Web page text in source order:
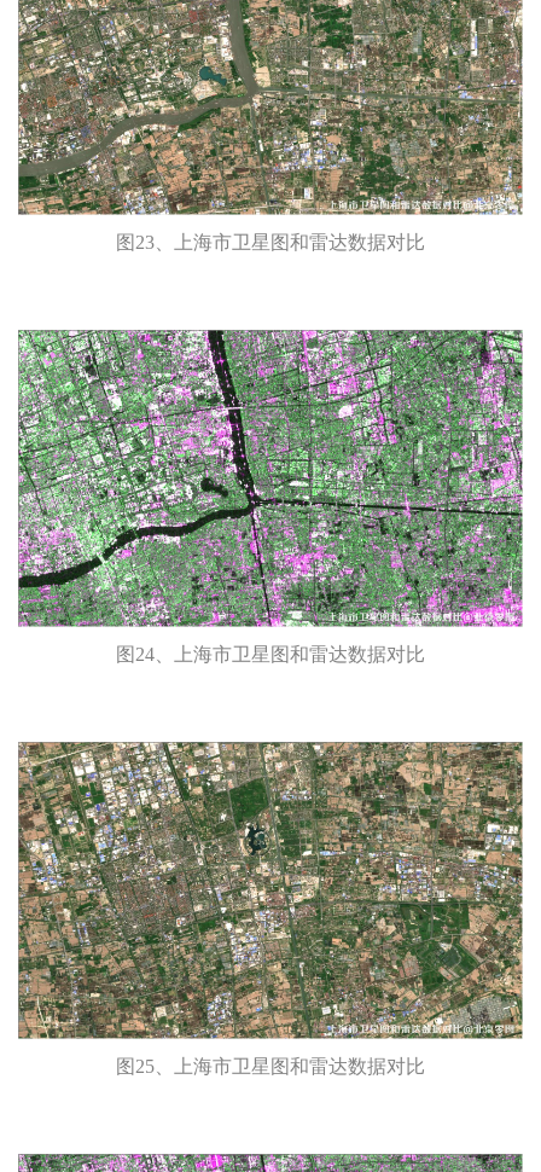
图23、上海市卫星图和雷达数据对比
图24、上海市卫星图和雷达数据对比
图25、上海市卫星图和雷达数据对比